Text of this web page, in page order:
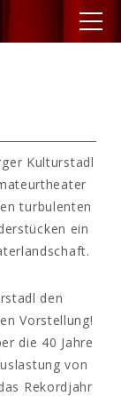
Kulturstadl
turbulenten
ein
den
Vorstellung!
die 40 Jahre
von
Rekordjahr